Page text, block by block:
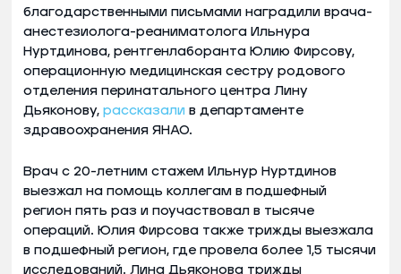
благодарственными письмами наградили врача-
анестезиолога-реаниматолога Ильнура
Нуртдинова, рентгенлаборанта Юлию Фирсову,
операционную медицинская сестру родового
отделения перинатального центра Лину
Дьяконову, рассказали в департаменте
здравоохранения ЯНАО.
Врач с 20-летним стажем Ильнур Нуртдинов
выезжал на помощь коллегам в подшефный
регион пять раз и поучаствовал в тысяче
операций. Юлия Фирсова также трижды выезжала
в подшефный регион, где провела более 1,5 тысячи
исследований. Лина Дьяконова трижды